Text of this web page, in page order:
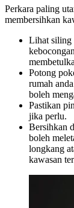
Perkara paling
membersihkan
Lihat siling
Potong
rumah
boleh
Pastikan
jika perlu.
Bersihkan
boleh
longkang
kawasan